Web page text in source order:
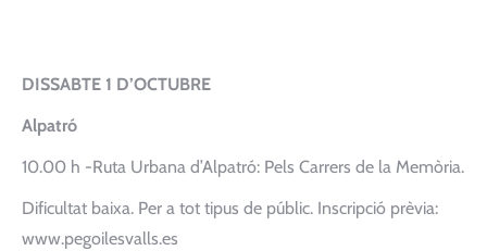
DISSABTE 1 D’OCTUBRE
Alpatró
10.00 h -Ruta Urbana d’Alpatró: Pels Carrers de la Memòria.
Dificultat baixa. Per a tot tipus de públic. Inscripció prèvia:
www.pegoilesvalls.es